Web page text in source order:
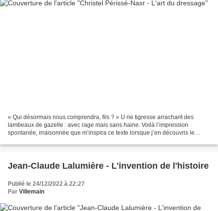
« Qui désormais nous comprendra, fils ? » U ne tigresse arrachant des
lambeaux de gazelle : avec rage mais sans haine. Voilà l’impression
spontanée, irraisonnée que m’inspira ce texte lorsque j’en découvris le
Jean-Claude Lalumière - L'invention de l'histoire
Publié le 24/12/2022 à 22:27
Par Villemain